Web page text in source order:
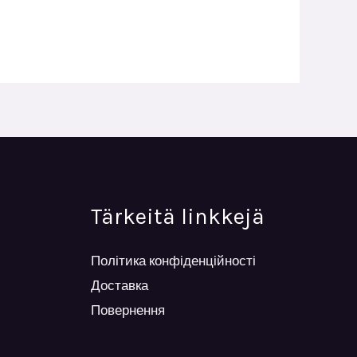
Tärkeitä linkkejä
Політика конфіденційності
Доставка
Повернення